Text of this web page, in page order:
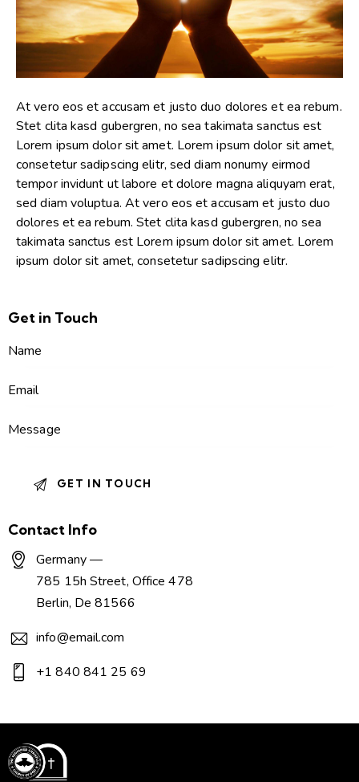
At vero eos et accusam et justo duo dolores et ea rebum.
Stet clita kasd gubergren, no sea takimata sanctus est
Lorem ipsum dolor sit amet. Lorem ipsum dolor sit amet,
consetetur sadipscing elitr, sed diam nonumy eirmod
tempor invidunt ut labore et dolore magna aliquyam erat,
sed diam voluptua. At vero eos et accusam et justo duo
dolores et ea rebum. Stet clita kasd gubergren, no sea
takimata sanctus est Lorem ipsum dolor sit amet. Lorem
ipsum dolor sit amet, consetetur sadipscing elitr.
Get in Touch
Contact Info
Germany —
785 15h Street, Office 478
Berlin, De 81566
info@email.com
+1 840 841 25 69